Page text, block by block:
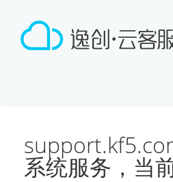
系统服务，当